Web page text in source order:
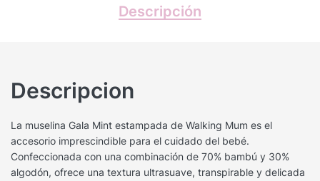
Descripción
Descripcion
La muselina Gala Mint estampada de Walking Mum es el
accesorio imprescindible para el cuidado del bebé.
Confeccionada con una combinación de 70% bambú y 30%
algodón, ofrece una textura ultrasuave, transpirable y delicada